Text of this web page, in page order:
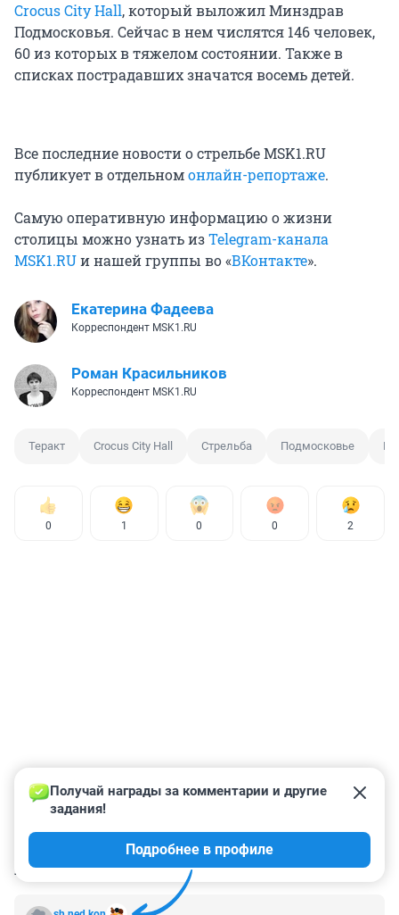
Crocus City Hall, который выложил Минздрав
Подмосковья. Сейчас в нем числятся 146 человек,
60 из которых в тяжелом состоянии. Также в
списках пострадавших значатся восемь детей.
Все последние новости о стрельбе MSK1.RU
публикует в отдельномонлайн-репортаже.
Самую оперативную информацию о жизни
столицы можно узнать изTelegram-канала
MSK1.RUи нашей группы во «ВКонтакте».
Екатерина Фадеева
Корреспондент MSK1.RU
Роман Красильников
Корреспондент MSK1.RU
Теракт Crocus City Hall Стрельба Подмосковье
0 1 0 0 2
КОММЕНТАРИИ 29
Получай награды за комментарии и другие
задания!
Подробнее в профиле